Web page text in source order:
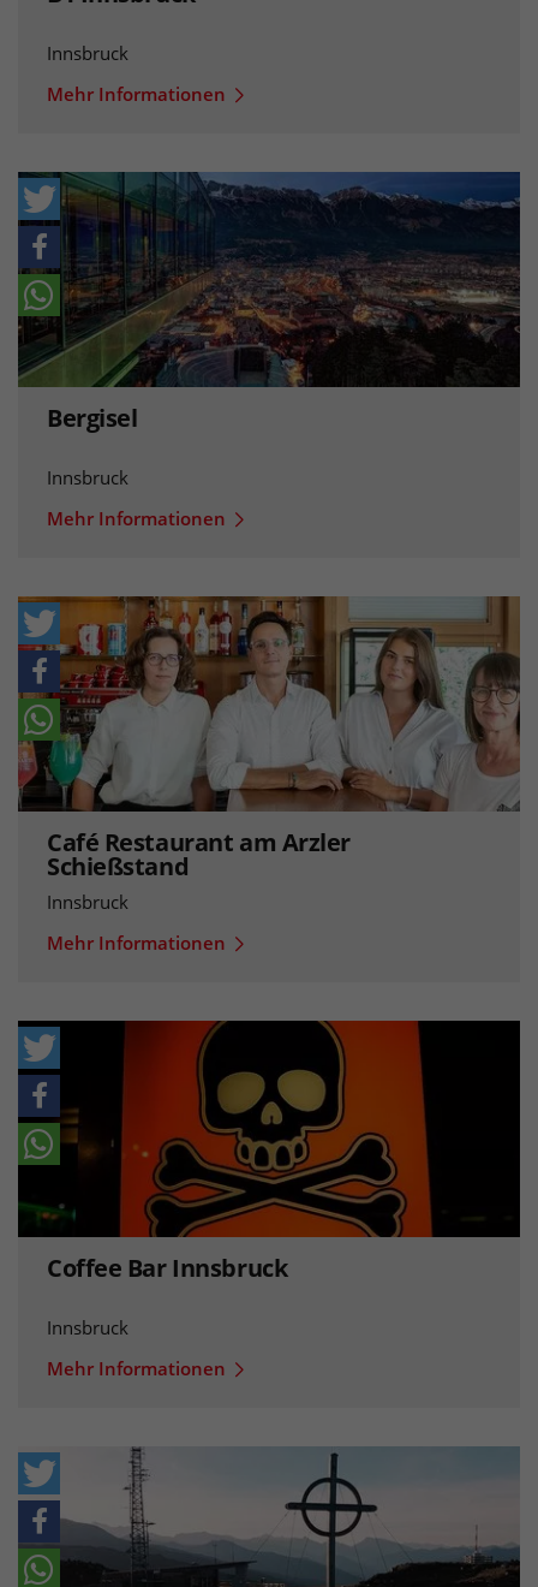
Innsbruck
Mehr Informationen
Bergisel
Innsbruck
Mehr Informationen
Café Restaurant am Arzler
Schießstand
Innsbruck
Mehr Informationen
Coffee Bar Innsbruck
Innsbruck
Mehr Informationen